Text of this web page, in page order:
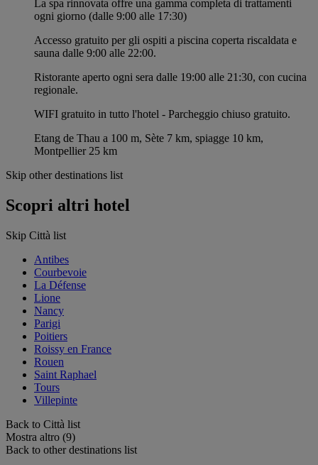
La spa rinnovata offre una gamma completa di trattamenti
ogni giorno (dalle 9:00 alle 17:30)
Accesso gratuito per gli ospiti a piscina coperta riscaldata e
sauna dalle 9:00 alle 22:00.
Ristorante aperto ogni sera dalle 19:00 alle 21:30, con cucina
regionale.
WIFI gratuito in tutto l'hotel - Parcheggio chiuso gratuito.
Etang de Thau a 100 m, Sète 7 km, spiagge 10 km,
Montpellier 25 km
Skip other destinations list
Scopri altri hotel
Skip Città list
Antibes
Courbevoie
La Défense
Lione
Nancy
Parigi
Poitiers
Roissy en France
Rouen
Saint Raphael
Tours
Villepinte
Back to Città list
Mostra altro (9)
Back to other destinations list